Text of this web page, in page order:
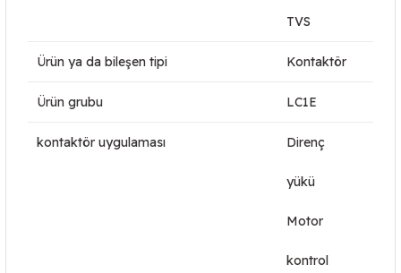
TVS
Ürün ya da bileşen tipi Kontaktör
Ürün grubu LC1E
kontaktör uygulaması Direnç
yükü
Motor
kontrol